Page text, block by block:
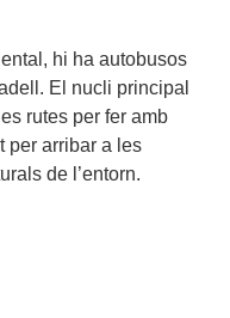
hi ha autobusos
El nucli principal
rutes per fer amb
per arribar a les
de l’entorn.